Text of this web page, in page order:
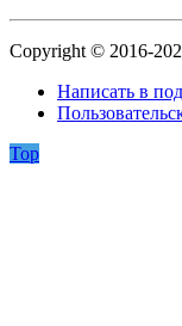
Copyright © 2016-
Написать в
Top